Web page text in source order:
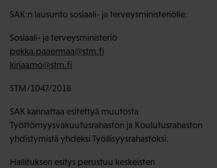
SAK:n lausunto sosiaali- ja terveysministeriölle.
Sosiaali- ja terveysministeriö
pekka.paaermaa@stm.fi
kirjaamo@stm.fi
STM/1047/2018
SAK kannattaa esitettyä muutosta
Työttömyysvakuutusrahaston ja Koulutusrahaston
yhdistymistä yhdeksi Työllisyysrahastoksi.
Hallituksen esitys perustuu keskeisten